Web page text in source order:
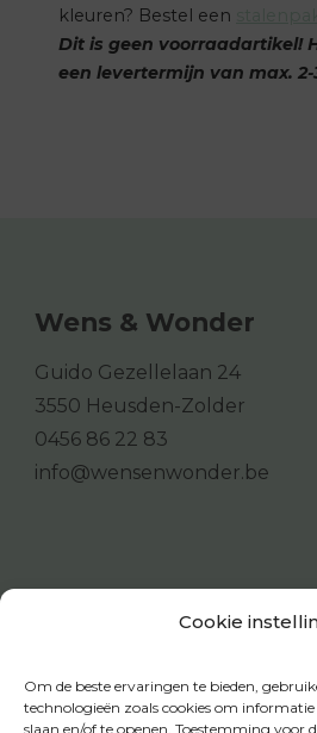
Cookie
Om de beste ervaringen te bieden,
technologieën zoals cookies om
slaan en/of te openen. Toestemming voor
kleuren? Bestel een
Dit is geen voorraadartikel!
een levertermijn van max. 2-
Wens & Wonder
Guido Gezellelaan 24
3550 Heusden-Zolder
0456 86 22 83
info@wensenwonder.be